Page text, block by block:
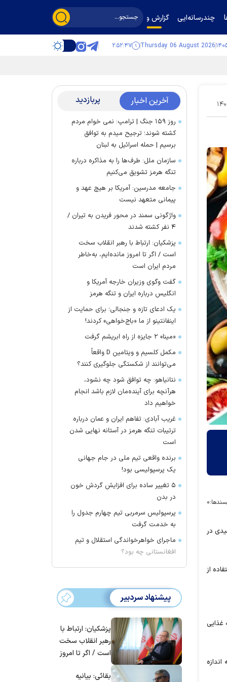
چندرسانه‌ایی گزارش و گفت‌وگو
Thursday 06 August 2026 ۲:۵۲:۴۸
۲۸
۰
در
از
غذایی
آخرین اخبار پربازدید
روز ۱۵۹ جنگ | ترامپ: نمی خوام مردم
کشته شوند؛ ترجیح میدم به توافق
برسیم | حمله اسرائیل به لبنان
سازمان ملل: طرف‌ها را به مذاکره درباره
تنگه هرمز تشویق می‌کنیم
جامعه مدرسین: آمریکا بر هیچ عهد و
پیمانی متعهد نیست
واژگونی سمند در محور فریدن به تیران /
۴ نفر کشته شدند
پزشکیان: ارتباط با رهبر انقلاب سخت
است / اگر تا امروز مانده‌ایم، به‌خاطر
مردم ایران است
گفت وگوی وزیران خارجه آمریکا و
انگلیس درباره ایران و تنگه هرمز
یک ادعای تازه و جنجالی؛ برای حمایت از
اینفانتینو از ما «باج‌خواهی» کردند!
«مینا» ۲ جایزه از راه ابریشم گرفت
مکمل کلسیم و ویتامین D واقعاً
می‌توانند از شکستگی جلوگیری کنند؟
نتانیاهو: چه توافق شود چه نشود،
هرآنچه برای آینده‌مان لازم باشد انجام
خواهیم داد
غریب آبادی: تفاهم ایران و عمان درباره
ترتیبات تنگه هرمز در آستانه نهایی شدن
است
برنده واقعی تیم ملی در جام جهانی
یک پرسپولیسی بود!
۵ تغییر ساده برای افزایش گردش خون
در بدن
پرسپولیس سرمربی تیم چهارم جدول را
به خدمت گرفت
ماجرای خواهرخواندگی استقلال و تیم
افغانستانی چه بود؟
پیشنهاد سردبیر
پزشکیان: ارتباط با
رهبر انقلاب سخت
است / اگر تا امروز
مردم ایران است
بقائی: بیانیه